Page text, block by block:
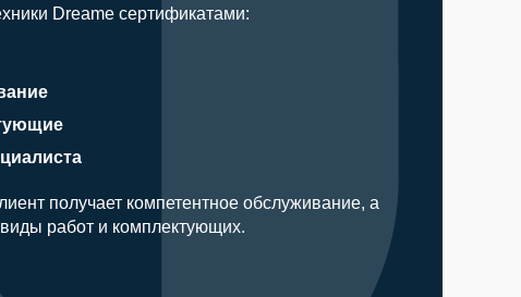
Dreame сертификатами:
получает компетентное обслуживание, а
работ и комплектующих.